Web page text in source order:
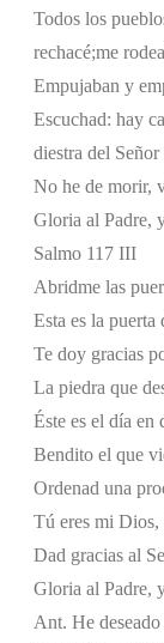
Todos los
rechacé;me
Empujaban y
Escuchad: hay
diestra del Señor
No he de morir,
Gloria al Padre,
Salmo 117 III
Abridme las
Esta es la puerta
Te doy gracias
La piedra que
Éste es el día en
Bendito el que
Ordenad una
Tú eres mi Dios,
Dad gracias al
Gloria al Padre,
Ant. He